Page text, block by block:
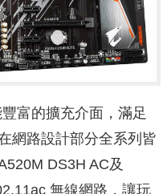
富的擴充介面，滿足
網路設計部分全系列皆
DS3H AC及
無線網路，讓玩